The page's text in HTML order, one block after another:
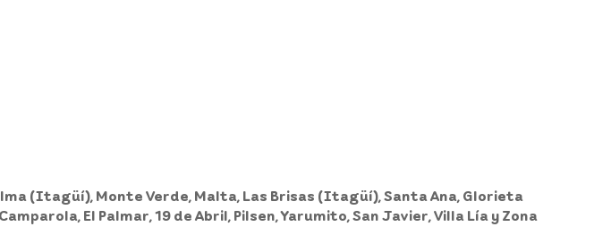
(Itagüí), Monte Verde, Malta, Las Brisas (Itagüí), Santa Ana, Glorieta
El Palmar, 19 de Abril, Pilsen, Yarumito, San Javier, Villa Lía y Zona